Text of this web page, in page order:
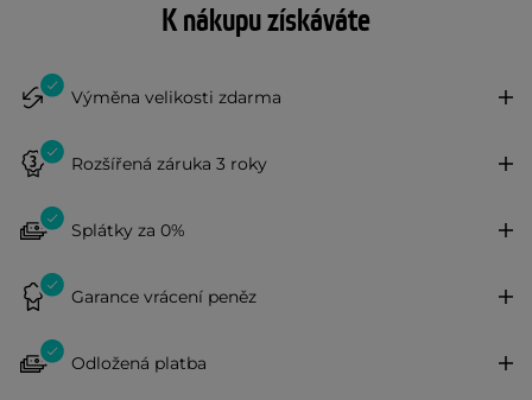
K nákupu získáváte
Výměna velikosti zdarma
Rozšířená záruka 3 roky
Splátky za 0%
Garance vrácení peněz
Odložená platba